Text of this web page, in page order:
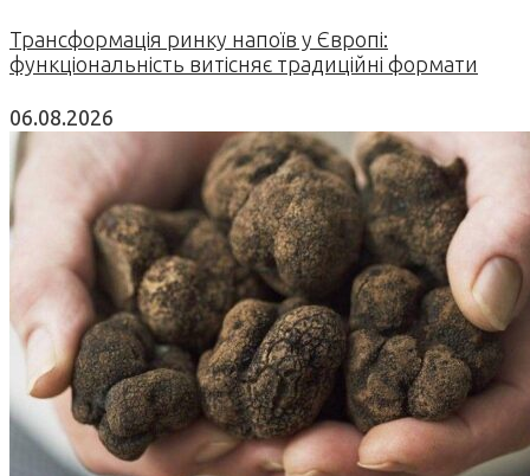
Трансформація ринку напоїв у Європі:
функціональність витісняє традиційні формати
06.08.2026